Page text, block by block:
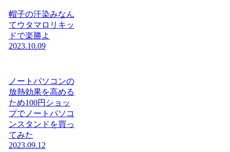
帽子の汗染みなん
てウタマロリキッ
ドで楽勝よ
2023.10.09
ノートパソコンの
放熱効果を高める
ため100円ショッ
プでノートパソコ
ンスタンドを買っ
てみた
2023.09.12